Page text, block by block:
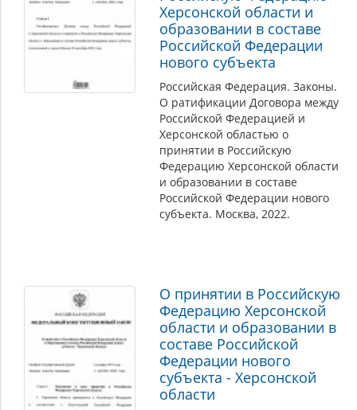
Херсонской области и
образовании в составе
Российской Федерации
нового субъекта
Российская Федерация. Законы.
О ратификации Договора между
Российской Федерацией и
Херсонской областью о
принятии в Российскую
Федерацию Херсонской области
и образовании в составе
Российской Федерации нового
субъекта. Москва, 2022.
О принятии в Российскую
Федерацию Херсонской
области и образовании в
составе Российской
Федерации нового
субъекта - Херсонской
области